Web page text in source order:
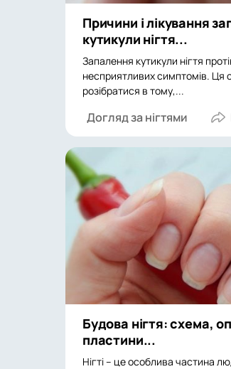
Причини і лікування
кутикули нігтя...
Запалення кутикули нігтя
несприятливих симптомів. Ця
розібратися в тому,...
Догляд за нігтями
Будова нігтя: схема,
пластини...
Нігті – це особлива частина